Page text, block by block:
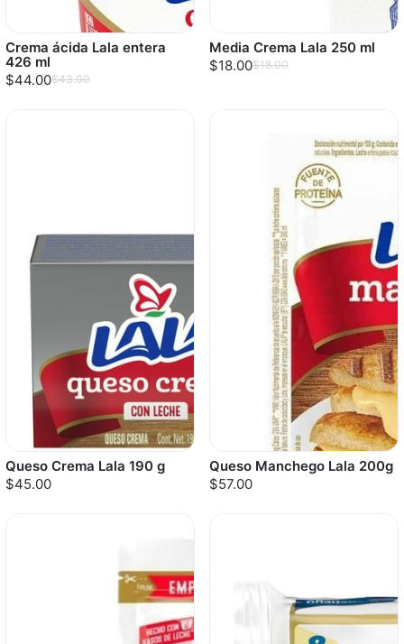
Crema ácida Lala entera
426 ml
$44.00$43.00
Media Crema Lala 250 ml
$18.00$18.00
Queso Crema Lala 190 g
$45.00
Queso Manchego Lala 200g
$57.00